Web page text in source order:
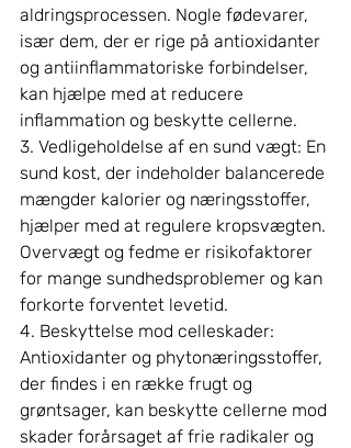
aldringsprocessen. Nogle fødevarer,
især dem, der er rige på antioxidanter
og antiinflammatoriske forbindelser,
kan hjælpe med at reducere
inflammation og beskytte cellerne.
3. Vedligeholdelse af en sund vægt: En
sund kost, der indeholder balancerede
mængder kalorier og næringsstoffer,
hjælper med at regulere kropsvægten.
Overvægt og fedme er risikofaktorer
for mange sundhedsproblemer og kan
forkorte forventet levetid.
4. Beskyttelse mod celleskader:
Antioxidanter og phytonæringsstoffer,
der findes i en række frugt og
grøntsager, kan beskytte cellerne mod
skader forårsaget af frie radikaler og